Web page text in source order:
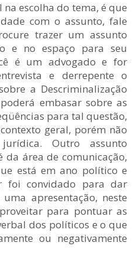
escolha do tema, é que
com o assunto, fale
trazer um assunto
e no espaço para seu
é um advogado e for
e derrepente o
a Descriminalização
embasar sobre as
para tal questão,
geral, porém não
Outro assunto
da área de comunicação,
está em ano político e
foi convidado para dar
apresentação, neste
para pontuar as
dos políticos e o que
ou negativamente